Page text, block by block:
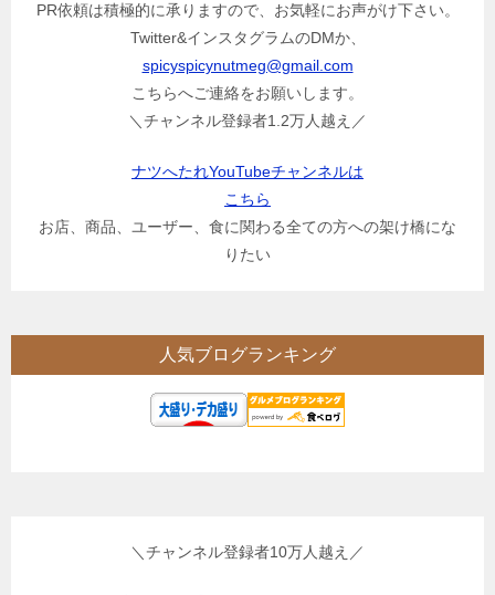
PR依頼は積極的に承りますので、お気軽にお声がけ下さい。
Twitter&インスタグラムのDMか、
spicyspicynutmeg@gmail.com
こちらへご連絡をお願いします。
＼チャンネル登録者1.2万人越え／
ナツへたれYouTubeチャンネルは
こちら
お店、商品、ユーザー、食に関わる全ての方への架け橋にな
りたい
人気ブログランキング
＼チャンネル登録者10万人越え／